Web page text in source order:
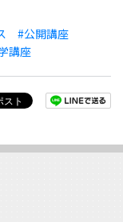
#公開講座
講座